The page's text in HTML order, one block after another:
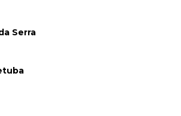
Serra